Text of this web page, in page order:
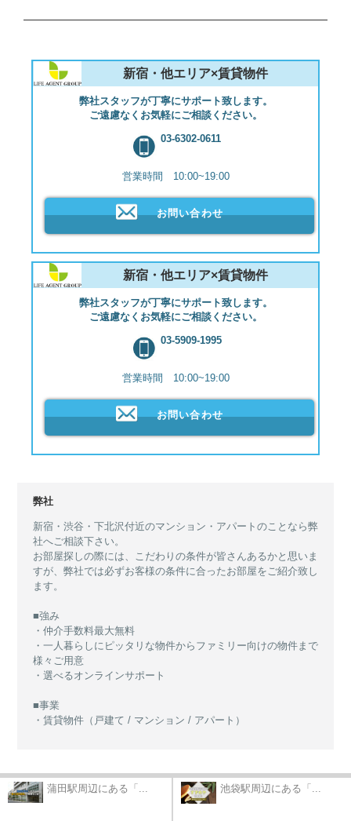
新宿・他エリア×賃貸物件
弊社スタッフが丁寧にサポート致します。
ご遠慮なくお気軽にご相談ください。
03-6302-0611
営業時間 10:00~19:00
お問い合わせ
新宿・他エリア×賃貸物件
弊社スタッフが丁寧にサポート致します。
ご遠慮なくお気軽にご相談ください。
03-5909-1995
営業時間 10:00~19:00
お問い合わせ
弊社
新宿・渋谷・下北沢付近のマンション・アパートのことなら弊
社へご相談下さい。
お部屋探しの際には、こだわりの条件が皆さんあるかと思いま
すが、弊社では必ずお客様の条件に合ったお部屋をご紹介致し
ます。
■強み
・仲介手数料最大無料
・一人暮らしにピッタリな物件からファミリー向けの物件まで
様々ご用意
・選べるオンラインサポート
■事業
・賃貸物件（戸建て / マンション / アパート）
蒲田駅周辺にある「... 池袋駅周辺にある「...